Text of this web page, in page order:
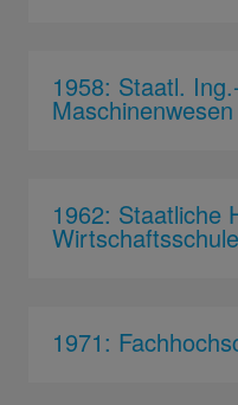
1958: Staatl.
Maschinenwesen
1962: Staatliche
Wirtschaftsschule
1971: